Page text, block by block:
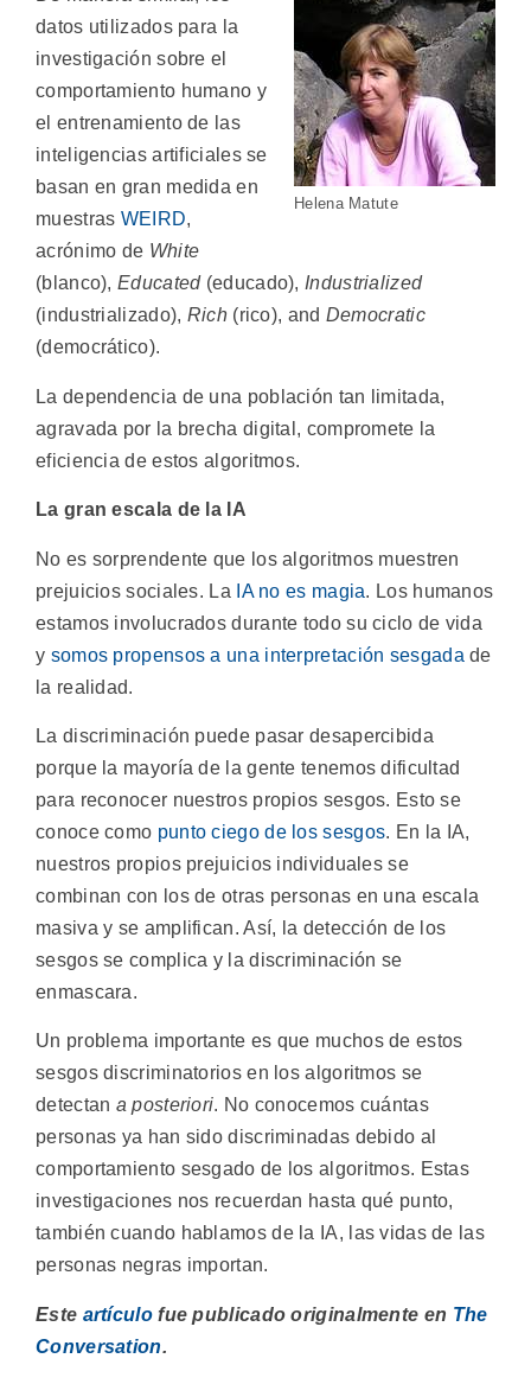
Helena Matute
datos utilizados para la
investigación sobre el
comportamiento humano y
el entrenamiento de las
inteligencias artificiales se
basan en gran medida en
muestras WEIRD,
acrónimo de White
(blanco), Educated (educado),Industrialized
(industrializado), Rich(rico), and Democratic
(democrático).
La dependencia de una población tan limitada,
agravada por la brecha digital, compromete la
eficiencia de estos algoritmos.
La gran escala de la IA
No es sorprendente que los algoritmos muestren
prejuicios sociales. La IA no es magia. Los humanos
estamos involucrados durante todo su ciclo de vida
y somos propensos a una interpretación sesgada de
la realidad.
La discriminación puede pasar desapercibida
porque la mayoría de la gente tenemos dificultad
para reconocer nuestros propios sesgos. Esto se
conoce como punto ciego de los sesgos. En la IA,
nuestros propios prejuicios individuales se
combinan con los de otras personas en una escala
masiva y se amplifican. Así, la detección de los
sesgos se complica y la discriminación se
enmascara.
Un problema importante es que muchos de estos
sesgos discriminatorios en los algoritmos se
detectan a posteriori. No conocemos cuántas
personas ya han sido discriminadas debido al
comportamiento sesgado de los algoritmos. Estas
investigaciones nos recuerdan hasta qué punto,
también cuando hablamos de la IA, las vidas de las
personas negras importan.
Este artículofue publicado originalmente en The
Conversation.